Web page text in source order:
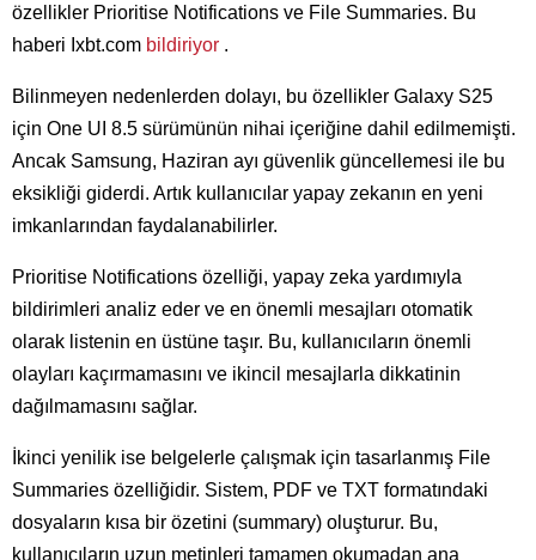
özellikler Prioritise Notifications ve File Summaries. Bu
haberi Ixbt.com bildiriyor .
Bilinmeyen nedenlerden dolayı, bu özellikler Galaxy S25
için One UI 8.5 sürümünün nihai içeriğine dahil edilmemişti.
Ancak Samsung, Haziran ayı güvenlik güncellemesi ile bu
eksikliği giderdi. Artık kullanıcılar yapay zekanın en yeni
imkanlarından faydalanabilirler.
Prioritise Notifications özelliği, yapay zeka yardımıyla
bildirimleri analiz eder ve en önemli mesajları otomatik
olarak listenin en üstüne taşır. Bu, kullanıcıların önemli
olayları kaçırmamasını ve ikincil mesajlarla dikkatinin
dağılmamasını sağlar.
İkinci yenilik ise belgelerle çalışmak için tasarlanmış File
Summaries özelliğidir. Sistem, PDF ve TXT formatındaki
dosyaların kısa bir özetini (summary) oluşturur. Bu,
kullanıcıların uzun metinleri tamamen okumadan ana